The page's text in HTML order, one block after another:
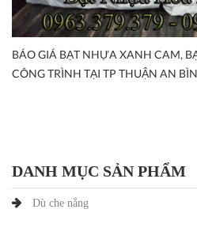
BÁO GIÁ BẠT NHỰA XANH CAM,
CÔNG TRÌNH TẠI TP THUẬN AN
DANH MỤC SẢN PHẨM
Dù che nắng